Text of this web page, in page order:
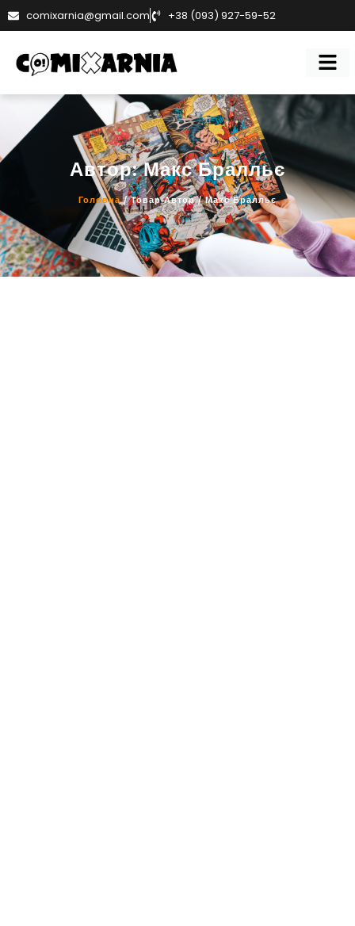
comixarnia@gmail.com +38 (093) 927-59-52
Автор: Макс Бралльє
Головна/ Товар Автор / Макс Бралльє